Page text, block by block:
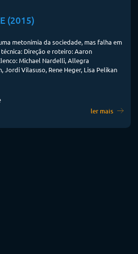
(2015)
metonímia da sociedade, mas falha em
Direção e roteiro: Aaron
Michael Nardelli, Allegra
Jordi Vilasuso, Rene Heger, Lisa Pelikan
ler mais